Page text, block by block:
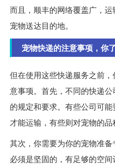
而且，顺丰的网络覆盖广，
宠物送达目的地。
宠物快递的注意事项，你
但在使用这些快递服务之前
意事项。首先，不同的快递
的规定和要求。有些公司可
才能运输，有些则对宠物的品
其次，你需要为你的宠物准
必须是坚固的，有足够的空